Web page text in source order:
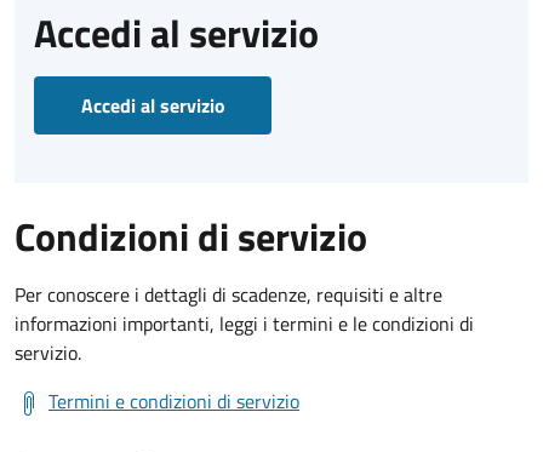
Accedi al servizio
Accedi al servizio
Condizioni di servizio
Per conoscere i dettagli di scadenze, requisiti e altre
informazioni importanti, leggi i termini e le condizioni di
servizio.
Termini e condizioni di servizio